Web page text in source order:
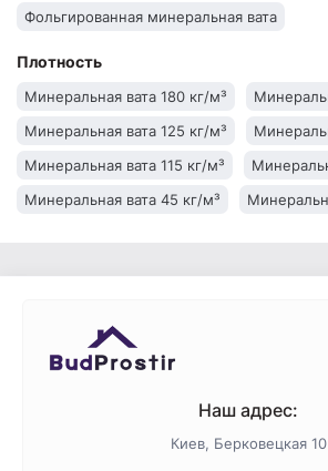
Минеральная вата IZOVAT
Фольгированная минеральная вата
Плотность
Минеральная вата 180 кг/м³
Минеральная вата 125 кг/м³
Минеральная вата 115 кг/м³
Минеральная вата 45 кг/м³
Наш адрес:
Киев, Берковецкая 10